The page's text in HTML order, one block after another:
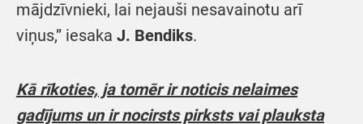
mājdzīvnieki, lai nejauši nesavainotu arī
viņus,” iesaka J. Bendiks.
Kā rīkoties, ja tomēr ir noticis nelaimes
gadījums un ir nocirsts pirksts vai plauksta